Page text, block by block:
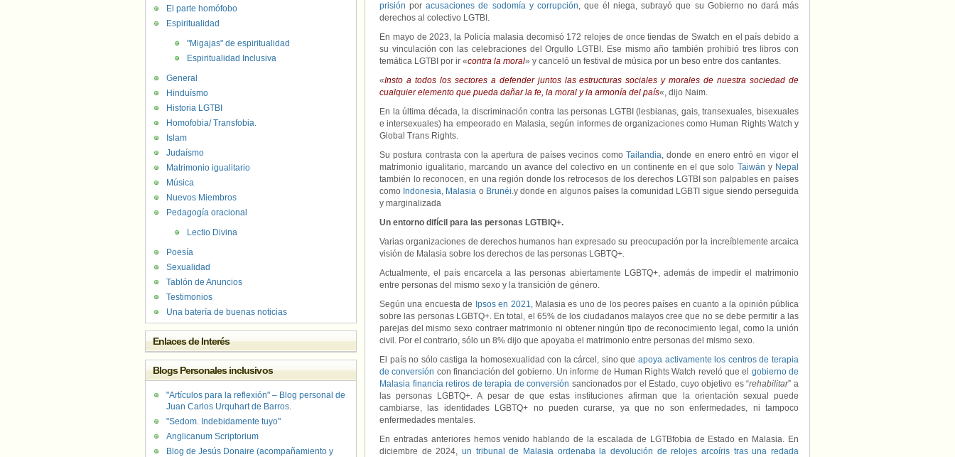
prisión poracusaciones de sodomía y corrupción, que él niega, subrayó que su Gobierno no dará más
derechos al colectivo LGTBI.
En mayo de 2023, la Policía malasia decomisó 172 relojes de once tiendas de Swatch en el país debido a
su vinculación con las celebraciones del Orgullo LGTBI. Ese mismo año también prohibió tres libros con
temática LGTBI por ir «contra la moral» y canceló un festival de música por un beso entre dos cantantes.
«Insto a todos los sectores a defender juntos las estructuras sociales y morales de nuestra sociedad de
cualquier elemento que pueda dañar la fe, la moral y la armonía del país«, dijo Naim.
En la última década, la discriminación contra las personas LGTBI (lesbianas, gais, transexuales, bisexuales
e intersexuales) ha empeorado en Malasia, según informes de organizaciones como Human Rights Watch y
Global Trans Rights.
Su postura contrasta con la apertura de países vecinos como Tailandia, donde en enero entró en vigor el
matrimonio igualitario, marcando un avance del colectivo en un continente en el que solo Taiwán y Nepal
también lo reconocen, en una región donde los retrocesos de los derechos LGTBI son palpables en países
como Indonesia, Malasia o Brunéi.y donde en algunos países la comunidad LGBTI sigue siendo perseguida
y marginalizada
Un entorno difícil para las personas LGTBIQ+.
Varias organizaciones de derechos humanos han expresado su preocupación por la increíblemente arcaica
visión de Malasia sobre los derechos de las personas LGBTQ+.
Actualmente, el país encarcela a las personas abiertamente LGBTQ+, además de impedir el matrimonio
entre personas del mismo sexo y la transición de género.
Según una encuesta de Ipsos en 2021, Malasia es uno de los peores países en cuanto a la opinión pública
sobre las personas LGBTQ+. En total, el 65% de los ciudadanos malayos cree que no se debe permitir a las
parejas del mismo sexo contraer matrimonio ni obtener ningún tipo de reconocimiento legal, como la unión
civil. Por el contrario, sólo un 8% dijo que apoyaba el matrimonio entre personas del mismo sexo.
El país no sólo castiga la homosexualidad con la cárcel, sino queapoya activamente los centros de terapia
de conversión con financiación del gobierno. Un informe de Human Rights Watch reveló que el gobierno de
Malasia financia retiros de terapia de conversión sancionados por el Estado, cuyo objetivo es “rehabilitar” a
las personas LGBTQ+. A pesar de que estas instituciones afirman que la orientación sexual puede
cambiarse, las identidades LGBTQ+ no pueden curarse, ya que no son enfermedades, ni tampoco
enfermedades mentales.
En entradas anteriores hemos venido hablando de la escalada de LGTBfobia de Estado en Malasia. En
diciembre de 2024, un tribunal de Malasia ordenaba la devolución de relojes arcoíris tras una redada
El parte homófobo
Espiritualidad
"Migajas" de espiritualidad
Espiritualidad Inclusiva
General
Hinduísmo
Historia LGTBI
Homofobia/ Transfobia.
Islam
Judaísmo
Matrimonio igualitario
Música
Nuevos Miembros
Pedagogía oracional
Lectio Divina
Poesía
Sexualidad
Tablón de Anuncios
Testimonios
Una batería de buenas noticias
Enlaces de Interés
Blogs Personales inclusivos
"Artículos para la reflexión" – Blog personal de
Juan Carlos Urquhart de Barros.
"Sedom. Indebidamente tuyo"
Anglicanum Scriptorium
Blog de Jesús Donaire (acompañamiento y